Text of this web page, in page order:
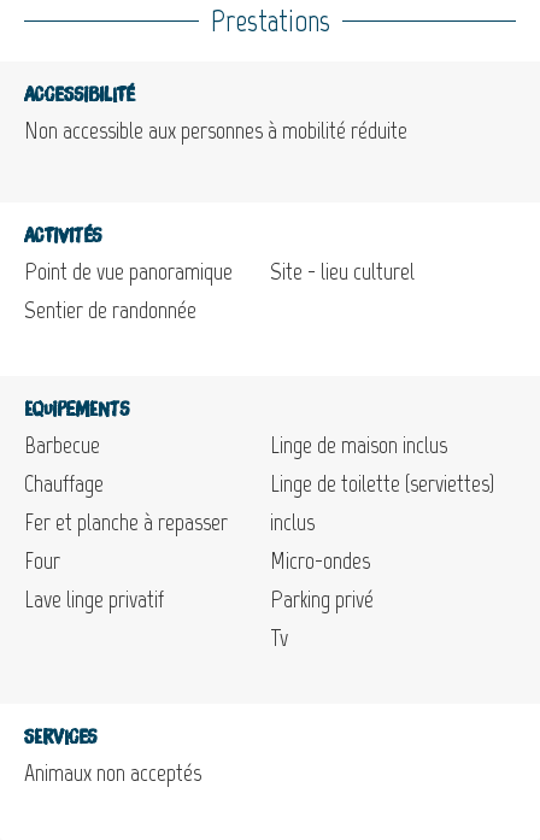
Prestations
Accessibilité
Non accessible aux personnes à mobilité réduite
Activités
Point de vue panoramique
Sentier de randonnée
Site - lieu culturel
Equipements
Barbecue
Chauffage
Fer et planche à repasser
Four
Lave linge privatif
Linge de maison inclus
Linge de toilette (serviettes)
inclus
Micro-ondes
Parking privé
Tv
Services
Animaux non acceptés